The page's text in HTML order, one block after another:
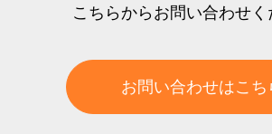
こちらからお問い合わせく
お問い合わせはこち